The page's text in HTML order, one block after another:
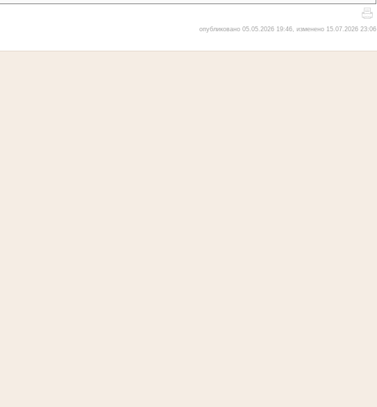
опубликовано 05.05.2026 19:46, изменено 15.07.2026 23:06